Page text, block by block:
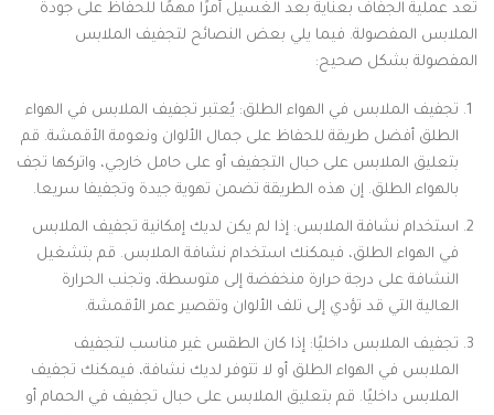
تعد عملية الجفاف بعناية بعد الغسيل أمرًا مهمًا للحفاظ على جودة
الملابس المفصولة. فيما يلي بعض النصائح لتجفيف الملابس
المفصولة بشكل صحيح:
تجفيف الملابس في الهواء الطلق: يُعتبر تجفيف الملابس في الهواء
الطلق أفضل طريقة للحفاظ على جمال الألوان ونعومة الأقمشة. قم
بتعليق الملابس على حبال التجفيف أو على حامل خارجي، واتركها تجف
بالهواء الطلق. إن هذه الطريقة تضمن تهوية جيدة وتجفيفا سريعا.
استخدام نشافة الملابس: إذا لم يكن لديك إمكانية تجفيف الملابس
في الهواء الطلق، فيمكنك استخدام نشافة الملابس. قم بتشغيل
النشافة على درجة حرارة منخفضة إلى متوسطة، وتجنب الحرارة
العالية التي قد تؤدي إلى تلف الألوان وتقصير عمر الأقمشة.
تجفيف الملابس داخليًا: إذا كان الطقس غير مناسب لتجفيف
الملابس في الهواء الطلق أو لا تتوفر لديك نشافة، فيمكنك تجفيف
الملابس داخليًا. قم بتعليق الملابس على حبال تجفيف في الحمام أو